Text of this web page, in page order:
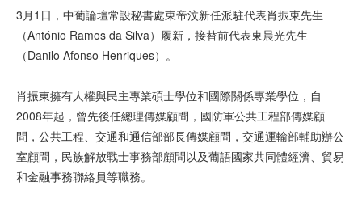
3月1日，中葡論壇常設秘書處東帝汶新任派駐代表肖振東先生
（António Ramos da Silva）履新，接替前代表東晨光先生
（Danilo Afonso Henriques）。
肖振東擁有人權與民主專業碩士學位和國際關係專業學位，自
2008年起，曾先後任總理傳媒顧問，國防軍公共工程部傳媒顧
問，公共工程、交通和通信部部長傳媒顧問，交通運輸部輔助辦公
室顧問，民族解放戰士事務部顧問以及葡語國家共同體經濟、貿易
和金融事務聯絡員等職務。